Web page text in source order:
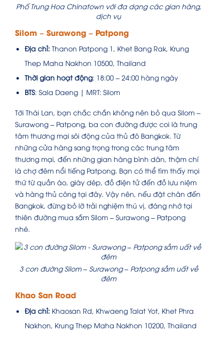
Phố Trung Hoa Chinatown với đa dạng các gian hàng,
dịch vụ
Silom – Surawong – Patpong
Địa chỉ: Thanon Patpong 1, Khet Bang Rak, Krung
Thep Maha Nakhon 10500, Thailand
Thời gian hoạt động: 18:00 – 24:00 hàng ngày
BTS: Sala Daeng | MRT: Silom
Tới Thái Lan, bạn chắc chắn không nên bỏ qua Silom –
Surawong – Patpong, ba con đường được coi là trung
tâm thương mại sôi động của thủ đô Bangkok. Từ
những cửa hàng sang trọng trong các trung tâm
thương mại, đến những gian hàng bình dân, thậm chí
là chợ đêm nổi tiếng Patpong. Bạn có thể tìm thấy mọi
thứ từ quần áo, giày dép, đồ điện tử đến đồ lưu niệm
và hàng thủ công tại đây. Vậy nên, nếu đặt chân đến
Bangkok, đừng bỏ lỡ trải nghiệm thú vị, đáng nhớ tại
thiên đường mua sắm Silom – Surawong – Patpong
nhé.
3 con đường Silom – Surawong – Patpong sầm uất về
đêm
Khao San Road
Địa chỉ: Khaosan Rd, Khwaeng Talat Yot, Khet Phra
Nakhon, Krung Thep Maha Nakhon 10200, Thailand